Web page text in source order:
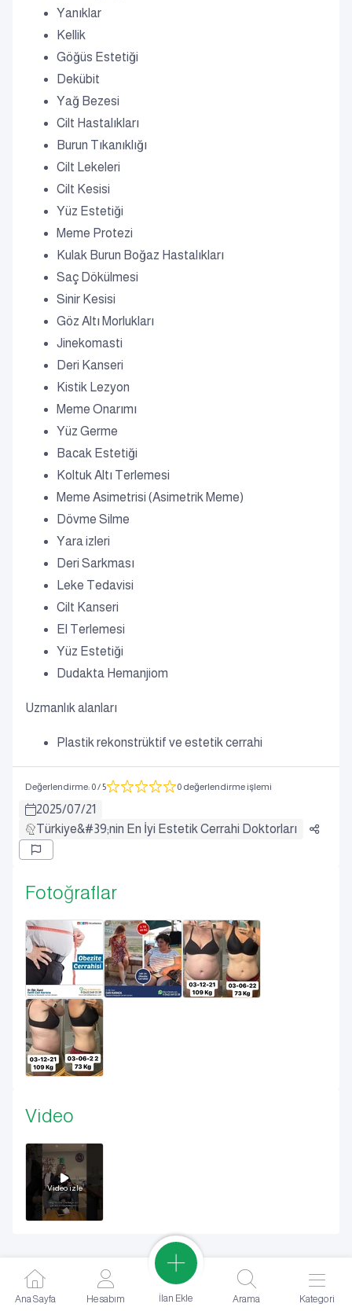
Yanıklar
Kellik
Göğüs Estetiği
Dekübit
Yağ Bezesi
Cilt Hastalıkları
Burun Tıkanıklığı
Cilt Lekeleri
Cilt Kesisi
Yüz Estetiği
Meme Protezi
Kulak Burun Boğaz Hastalıkları
Saç Dökülmesi
Sinir Kesisi
Göz Altı Morlukları
Jinekomasti
Deri Kanseri
Kistik Lezyon
Meme Onarımı
Yüz Germe
Bacak Estetiği
Koltuk Altı Terlemesi
Meme Asimetrisi (Asimetrik Meme)
Dövme Silme
Yara izleri
Deri Sarkması
Leke Tedavisi
Cilt Kanseri
El Terlemesi
Yüz Estetiği
Dudakta Hemanjiom
Uzmanlık alanları
Plastik rekonstrüktif ve estetik cerrahi
Değerlendirme: 0/ 5 0 değerlendirme işlemi
2025/07/21
Türkiye&#39;nin En İyi Estetik Cerrahi Doktorları
Fotoğraflar
Video
Video izle
Ana Sayfa Hesabım İlan Ekle Arama Kategori